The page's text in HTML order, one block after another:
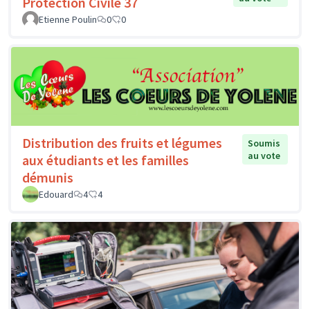
Etienne Poulin
0 0
Distribution des fruits et légumes
aux étudiants et les familles
démunis
Soumis
au vote
Edouard 4 4